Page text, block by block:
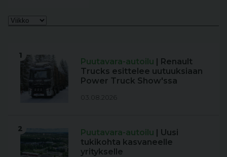
1
Puutavara-autoilu | Renault
Trucks esittelee uutuuksiaan
Power Truck Show'ssa
03.08.2026
2 Puutavara-autoilu | Uusi
tukikohta kasvaneelle
yritykselle